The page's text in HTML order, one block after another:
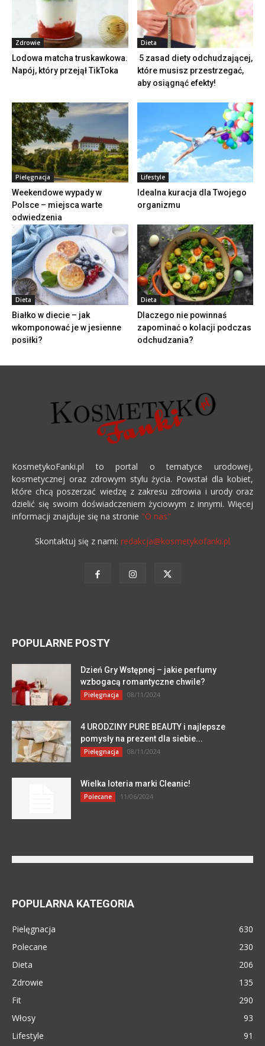
Zdrowie
Lodowa matcha truskawkowa.
Napój, który przejął TikToka
Dieta
5 zasad diety odchudzającej,
które musisz przestrzegać,
aby osiągnąć efekty!
Pielęgnacja
Weekendowe wypady w
Polsce – miejsca warte
odwiedzenia
Lifestyle
Idealna kuracja dla Twojego
organizmu
Dieta
Białko w diecie – jak
wkomponować je w jesienne
posiłki?
Dieta
Dlaczego nie powinnaś
zapominać o kolacji podczas
odchudzania?
KosmetykoFanki.pl to portal o tematyce urodowej,
kosmetycznej oraz zdrowym stylu życia. Powstał dla kobiet,
które chcą poszerzać wiedzę z zakresu zdrowia i urody oraz
dzielić się swoim doświadczeniem życiowym z innymi. Więcej
informacji znajduje się na stronie "O nas"
Skontaktuj się z nami: redakcja@kosmetykofanki.pl
POPULARNE POSTY
Dzień Gry Wstępnej – jakie perfumy
wzbogacą romantyczne chwile?
Pielęgnacja 08/11/2024
4 URODZINY PURE BEAUTY i najlepsze
pomysły na prezent dla siebie...
Pielęgnacja 08/11/2024
Wielka loteria marki Cleanic!
Polecane 11/06/2024
POPULARNA KATEGORIA
Pielęgnacja
630
Polecane
230
Dieta
206
Zdrowie
135
Fit
290
Włosy
93
Lifestyle
91